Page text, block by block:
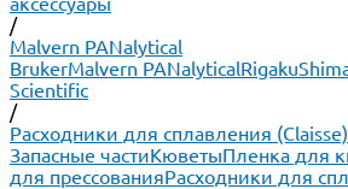
/
Malvern PANalytical
BrukerMalvern PANalyticalRigaku
Scientific
/
Расходники для сплавления (Claisse)
Запасные частиКюветыПленка для
для прессованияРасходники для